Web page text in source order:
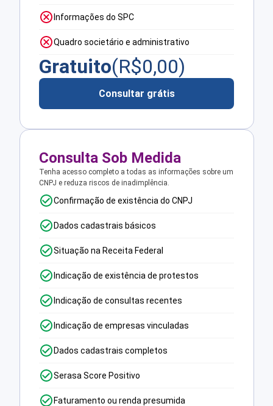
Informações do SPC
Quadro societário e administrativo
Gratuito(R$0,00)
Consultar grátis
Consulta Sob Medida
Tenha acesso completo a todas as informações sobre um
CNPJ e reduza riscos de inadimplência.
Confirmação de existência do CNPJ
Dados cadastrais básicos
Situação na Receita Federal
Indicação de existência de protestos
Indicação de consultas recentes
Indicação de empresas vinculadas
Dados cadastrais completos
Serasa Score Positivo
Faturamento ou renda presumida